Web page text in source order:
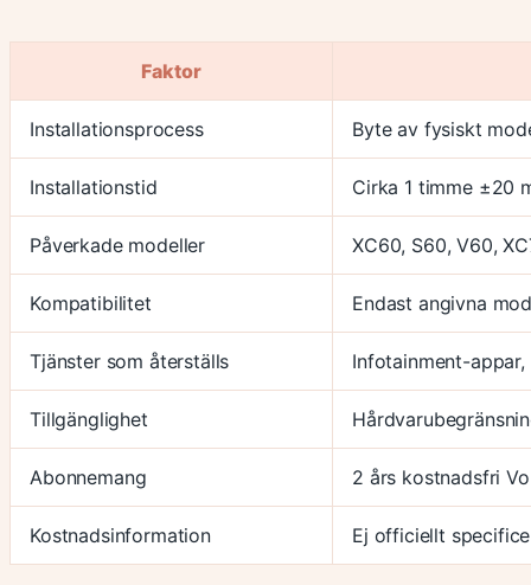
Faktor
Installationsprocess Byte av fysiskt
Installationstid Cirka 1 timme ±20
Påverkade modeller XC60, S60, V60,
Kompatibilitet Endast angivna
Tjänster som återställs Infotainment-
Tillgänglighet
Abonnemang 2 års kostnadsfri
Kostnadsinformation Ej officiellt